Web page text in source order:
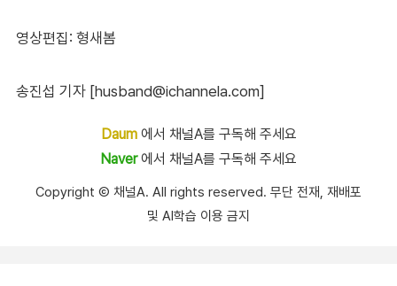
영상편집: 형새봄
송진섭 기자 [husband@ichannela.com]
Daum에서 채널A를 구독해 주세요
Naver에서 채널A를 구독해 주세요
Copyright Ⓒ 채널A. All rights reserved. 무단 전재, 재배포
및 AI학습 이용 금지